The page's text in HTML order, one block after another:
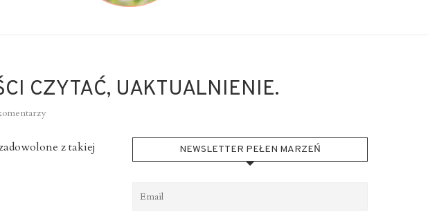
CZYTAĆ, UAKTUALNIENIE.
z takiej
NEWSLETTER PEŁEN MARZEŃ